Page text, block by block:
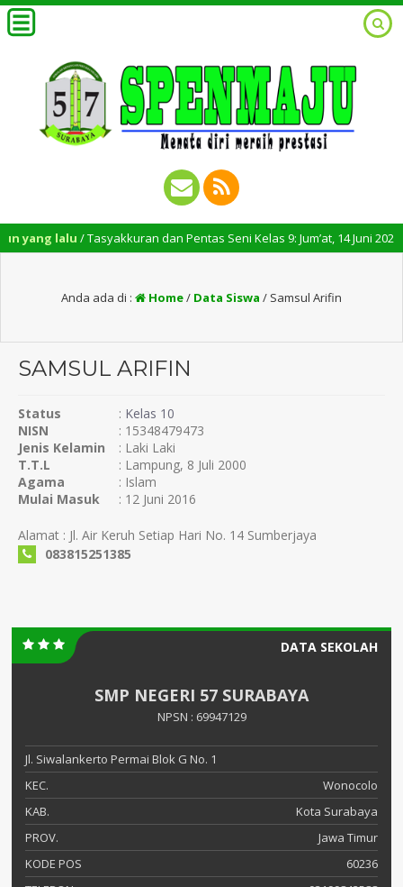
lalu/ Tasyakkuran dan Pentas Seni Kelas 9: Jum’at, 14 Juni 2024 –
Anda ada di : Home/ Data Siswa / Samsul Arifin
SAMSUL ARIFIN
Status : Kelas 10
NISN
: 15348479473
Jenis Kelamin
: Laki Laki
T.T.L
: Lampung, 8 Juli 2000
Agama
: Islam
Mulai Masuk
: 12 Juni 2016
Alamat : Jl. Air Keruh Setiap Hari No. 14 Sumberjaya
083815251385
DATA SEKOLAH
SMP NEGERI 57 SURABAYA
NPSN : 69947129
Jl. Siwalankerto Permai Blok G No. 1
KEC.
Wonocolo
KAB.
Kota Surabaya
PROV.
Jawa Timur
KODE POS
60236